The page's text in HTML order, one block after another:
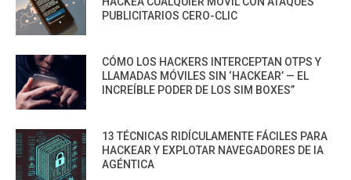
PUBLICITARIOS CERO-CLIC
CÓMO LOS HACKERS INTERCEPTAN OTPS Y
LLAMADAS MÓVILES SIN ‘HACKEAR’ — EL
INCREÍBLE PODER DE LOS SIM BOXES”
13 TÉCNICAS RIDÍCULAMENTE FÁCILES PARA
HACKEAR Y EXPLOTAR NAVEGADORES DE IA
AGÉNTICA